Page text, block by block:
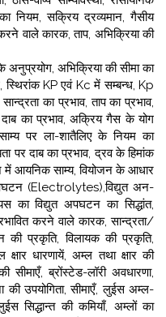
नियम, सक्रिय द्रव्यमान, गैसीय
वाले कारक, ताप, अभिक्रिया की
अनुप्रयोग, अभिक्रिया की सीमा का
स्थिरांक KP एवं Kc में सम्बन्ध, Kp
सान्द्रता का प्रभाव, ताप का प्रभाव,
दाब का प्रभाव, अक्रिय गैस के योग
पर ला-शातैलिए के नियम का
पर दाब का प्रभाव, द्रव के हिमांक
में आयनिक साम्य, वियोजन के आधार
(Electrolytes),विद्युत अन-
विद्युत अपघटन का सिद्धांत,
करने वाले कारक, सान्द्रता/
की प्रकृति, विलायक की प्रकृति,
धारणायें,अम्ल तथा क्षार की
ब्रोंस्टेड-लॉरी अवधारणा,
की उपयोगिता, सीमाएँ, लुईस अम्ल-
सिद्धान्त की कमियाँ, अम्लों का